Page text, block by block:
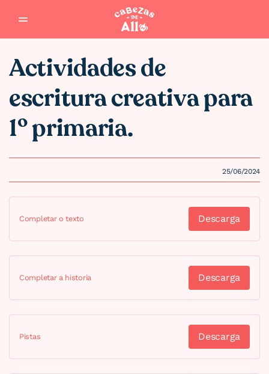
Actividades de
escritura creativa para
1º primaria.
25/06/2024
Completar o texto Descarga
Completar a historia Descarga
Pistas Descarga